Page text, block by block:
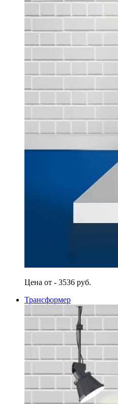
Цена от - 3536 руб.
Трансформер